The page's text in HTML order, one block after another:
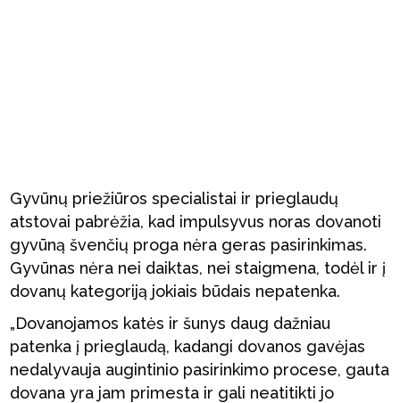
Gyvūnų priežiūros specialistai ir prieglaudų
atstovai pabrėžia, kad impulsyvus noras dovanoti
gyvūną švenčių proga nėra geras pasirinkimas.
Gyvūnas nėra nei daiktas, nei staigmena, todėl ir į
dovanų kategoriją jokiais būdais nepatenka.
„Dovanojamos katės ir šunys daug dažniau
patenka į prieglaudą, kadangi dovanos gavėjas
nedalyvauja augintinio pasirinkimo procese, gauta
dovana yra jam primesta ir gali neatitikti jo